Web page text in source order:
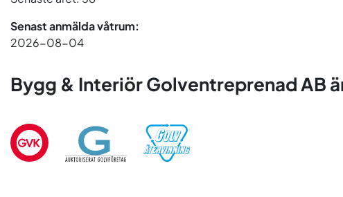
Senast anmälda våtrum:
2026-08-04
Bygg & Interiör Golventreprenad AB